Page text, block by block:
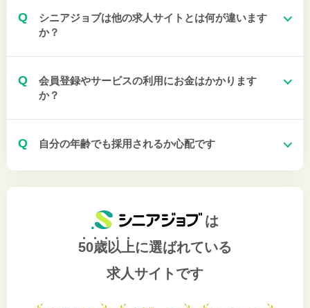
Q
シニアジョブは他の求人サイトとは何が違います
か？
Q
会員登録やサービスの利用にお金はかかります
か？
Q 自分の年齢でも採用されるか心配です
は
50歳以上に選ばれている
求人サイトです